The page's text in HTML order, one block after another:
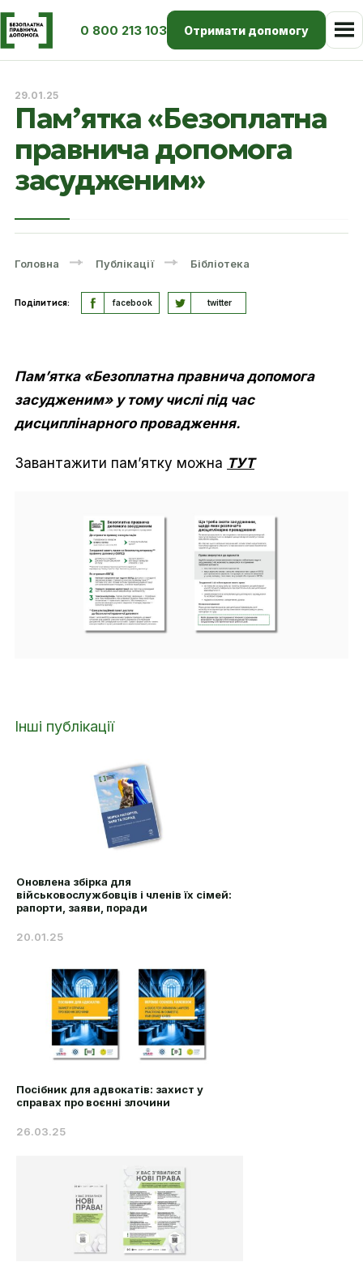
0 800 213 103 Отримати допомогу
29.01.25
Пам’ятка «Безоплатна
правнича допомога
засудженим»
Головна Публікації Бібліотека
Поділитися: facebook twitter
Пам’ятка «Безоплатна правнича допомога
засудженим» у тому числі під час
дисциплінарного провадження.
Завантажити пам’ятку можна ТУТ
Інші публікації
Оновлена збірка для
військовослужбовців і членів їх сімей:
рапорти, заяви, поради
20.01.25
Посібник для адвокатів: захист у
справах про воєнні злочини
26.03.25